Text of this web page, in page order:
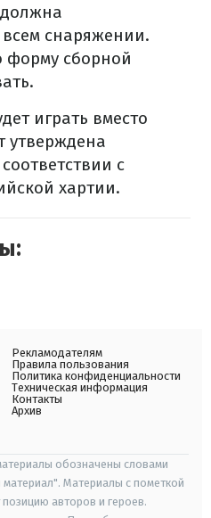
должна
всем снаряжении.
форму сборной
играть вместо
утверждена
с
хартии.
Рекламодателям
Правила пользования
Политика конфиденциальности
Техническая информация
Контакты
Архив
обозначены словами
Материалы с пометкой
авторов и героев.